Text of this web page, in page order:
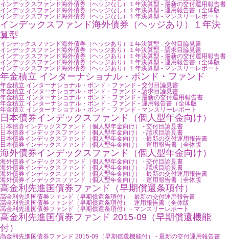
インデックスファンド海外債券（ヘッジなし）１年決算型 - 最新の交付運用報告書
インデックスファンド海外債券（ヘッジなし）１年決算型 - 運用報告書（全体版
インデックスファンド海外債券（ヘッジなし）１年決算型 - マンスリーレポート
インデックスファンド海外債券（ヘッジあり）１年決
算型
インデックスファンド海外債券（ヘッジあり）１年決算型 - 交付目論見書
インデックスファンド海外債券（ヘッジあり）１年決算型 - 請求目論見書
インデックスファンド海外債券（ヘッジあり）１年決算型 - 最新の交付運用報告書
インデックスファンド海外債券（ヘッジあり）１年決算型 - 運用報告書（全体版
インデックスファンド海外債券（ヘッジあり）１年決算型 - マンスリーレポート
年金積立 インターナショナル・ボンド・ファンド
年金積立 インターナショナル・ボンド・ファンド - 交付目論見書
年金積立 インターナショナル・ボンド・ファンド - 請求目論見書
年金積立 インターナショナル・ボンド・ファンド - 最新の交付運用報告書
年金積立 インターナショナル・ボンド・ファンド - 運用報告書（全体版
年金積立 インターナショナル・ボンド・ファンド - マンスリーレポート
日本債券インデックスファンド（個人型年金向け）
日本債券インデックスファンド（個人型年金向け） - 交付目論見書
日本債券インデックスファンド（個人型年金向け） - 請求目論見書
日本債券インデックスファンド（個人型年金向け） - 最新の交付運用報告書
日本債券インデックスファンド（個人型年金向け） - 運用報告書（全体版
海外債券インデックスファンド（個人型年金向け）
海外債券インデックスファンド（個人型年金向け） - 交付目論見書
海外債券インデックスファンド（個人型年金向け） - 請求目論見書
海外債券インデックスファンド（個人型年金向け） - 最新の交付運用報告書
海外債券インデックスファンド（個人型年金向け） - 運用報告書（全体版
高金利先進国債券ファンド（早期償還条項付）
高金利先進国債券ファンド（早期償還条項付） - 最新の交付運用報告書
高金利先進国債券ファンド（早期償還条項付） - 運用報告書（全体版
高金利先進国債券ファンド（早期償還条項付） - マンスリーレポート
高金利先進国債券ファンド 2015-09（早期償還機能
付）
高金利先進国債券ファンド 2015-09（早期償還機能付） - 最新の交付運用報告書